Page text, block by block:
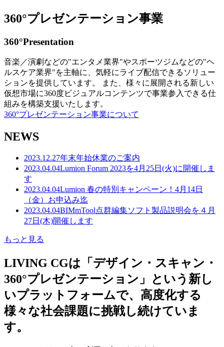
360°プレゼンテーション事業
360°Presentation
音楽／演劇などの"エンタメ業界"やスポーツジムなどの"ヘ
ルスケア業界"を主軸に、気軽にライブ配信できるソリュー
ションを提供しています。 また、様々に展開される新しい
仮想市場に360度ビジュアルコンテンツで事業参入できる仕
組みを構築支援いたします。
360°プレゼンテーション事業について
NEWS
2023.12.27年末年始休業のご案内
2023.04.04Lumion Forum 2023を4月25日(火)に開催しま
す
2023.04.04Lumion 春の特別キャンペーン！4月14日
（金）お申込み迄
2023.04.04BIMmTool点群編集ソフト製品説明会を４月
27日(木)開催します
もっと見る
LIVING CGは「デザイン・スキャン・
360°プレゼンテーション」という新し
いプラットフォームで、高度化する
様々な社会課題に挑戦し続けていま
す。